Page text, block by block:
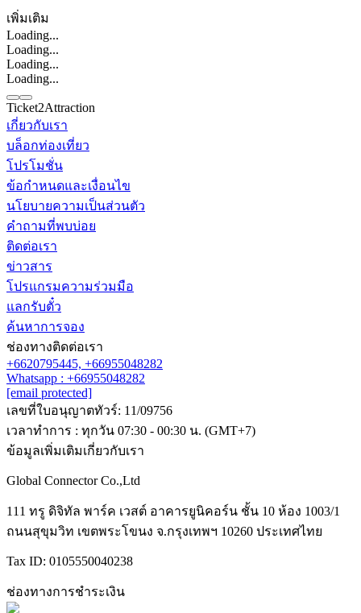
เพิ่มเติม
Loading...
Loading...
Loading...
Loading...
ติดต่อเรา
Line
Ticket2Attraction
เกี่ยวกับเรา
บล็อกท่องเที่ยว
โปรโมชั่น
ข้อกำหนดและเงื่อนไข
นโยบายความเป็นส่วนตัว
คำถามที่พบบ่อย
ติดต่อเรา
ข่าวสาร
โปรแกรมความร่วมมือ
แลกรับตั๋ว
ค้นหาการจอง
ช่องทางติดต่อเรา
+6620795445, +66955048282
Whatsapp : +66955048282
[email protected]
เลขที่ใบอนุญาตทัวร์: 11/09756
เวลาทำการ : ทุกวัน 07:30 - 00:30 น. (GMT+7)
ข้อมูลเพิ่มเติมเกี่ยวกับเรา
Global Connector Co.,Ltd
111 ทรู ดิจิทัล พาร์ค เวสต์ อาคารยูนิคอร์น ชั้น 10 ห้อง 1003/1
ถนนสุขุมวิท เขตพระโขนง จ.กรุงเทพฯ 10260 ประเทศไทย
Tax ID: 0105550040238
ช่องทางการชำระเงิน